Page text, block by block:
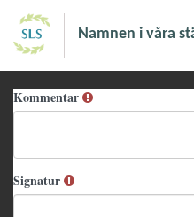
Namnen i våra
Kommentar
Signatur